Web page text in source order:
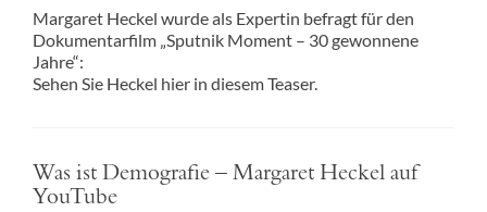
Margaret Heckel wurde als Expertin befragt für den
Dokumentarfilm „Sputnik Moment – 30 gewonnene
Jahre“:
Sehen Sie Heckel hier in diesem Teaser.
Was ist Demografie – Margaret Heckel auf
YouTube